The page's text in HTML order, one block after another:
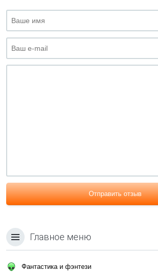
Отправить отзыв
Главное меню
Фантастика и фэнтези